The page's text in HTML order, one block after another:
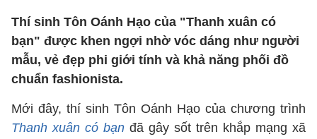
Thí sinh Tôn Oánh Hạo của "Thanh xuân có
bạn" được khen ngợi nhờ vóc dáng như người
mẫu, vẻ đẹp phi giới tính và khả năng phối đồ
chuẩn fashionista.
Mới đây, thí sinh Tôn Oánh Hạo của chương trình
Thanh xuân có bạn đã gây sốt trên khắp mạng xã